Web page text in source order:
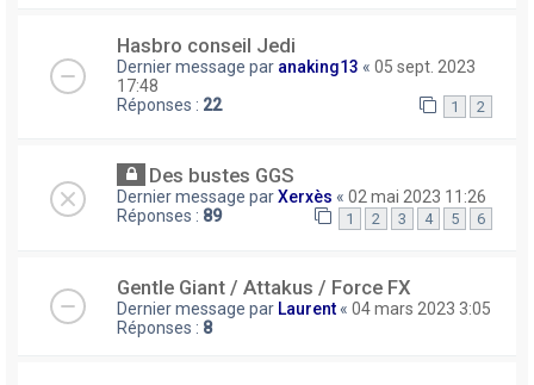
Hasbro conseil Jedi
Dernier message par anaking13 « 05 sept. 2023
17:48
Réponses : 22 1 2
Des bustes GGS
Dernier message parXerxès « 02 mai 2023 11:26
Réponses : 89 1 2 3 4 5 6
Gentle Giant / Attakus / Force FX
Dernier message par Laurent « 04 mars 2023 3:05
Réponses : 8